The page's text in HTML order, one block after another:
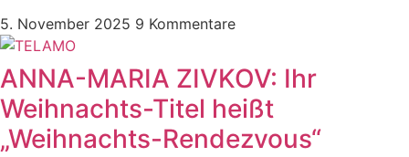
5. November 2025 9 Kommentare
ANNA-MARIA ZIVKOV: Ihr
Weihnachts-Titel heißt
„Weihnachts-Rendezvous“